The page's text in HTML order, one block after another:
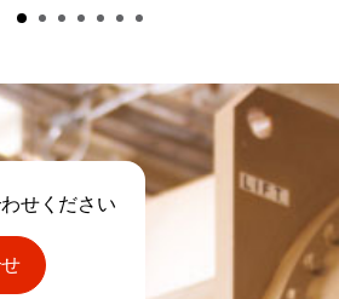
せください